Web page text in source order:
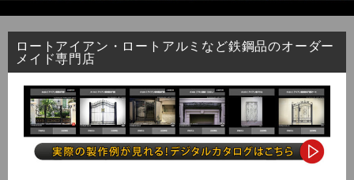
ロートアイアン・ロートアルミなど鉄鋼品のオーダー
メイド専門店